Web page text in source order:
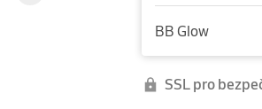
BB Glow
SSL pro